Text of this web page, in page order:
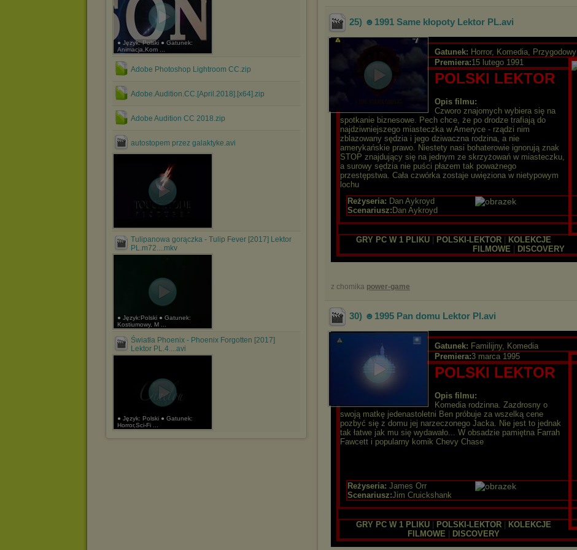
● Język: Polski ● Gatunek:
Animacja,Kom ...
Adobe Photoshop Lightroom CC.zip
Adobe.Audition.CC.[April.2018].[x64].zip
Adobe Audition CC 2018.zip
autostopem przez galaktyke.avi
Tulipanowa gorączka - Tulip Fever [2017] Lektor
PL.m72....mkv
● Język:Polski ● Gatunek:
Kostiumowy, M ...
Światła Phoenix - Phoenix Forgotten [2017]
Lektor PL.4....avi
● Język: Polski ● Gatunek:
Horror,Sci-Fi ...
25) ☻1991 Same kłopoty Lektor PL.avi
Gatunek: Horror, Komedia, Przygodowy
Premiera:15 lutego 1991
POLSKI LEKTOR
Opis filmu:
Czworo znajomych wybiera się na
spotkanie biznesowe. Pech chce, że po drodze trafiają do
najdziwniejszego miasteczka w Ameryce - rządzi nim
zblazowany sędzia i jego dziwaczna rodzina, a nie
amerykańskie prawo. Niestety nasi bohaterowie ignorują znak
STOP znajdujący się na jednym ze skrzyżowań w miasteczku,
a surowy sędzia nie puści płazem tak poważnego
przestępstwa. Cała czwórka zostaje uwięziona w nietypowym
lochu
Reżyseria: Dan Aykroyd
Scenariusz: Dan Aykroyd
GRY PC W 1 PLIKU| POLSKI-LEKTOR|
KOLEKCJE
FILMOWE
DISCOVERY
z chomika power-game
30) ☻1995 Pan domu Lektor Pl .avi
Gatunek: Familijny, Komedia
Premiera:3 marca 1995
POLSKI LEKTOR
Opis filmu:
Komedia rodzinna. Zazdrosny o
swoją matkę jedenastoletni Ben próbuje za wszelką cene
pozbyć się z domu jej narzeczonego Jacka. Nie jest to jednak
tak łatwe jak mu się wydawało... W obsadzie pamiętna Farrah
Fawcett i popularny komik Chevy Chase
Reżyseria: James Orr
Scenariusz:Jim Cruickshank
GRY PC W 1 PLIKU| POLSKI-LEKTOR|
KOLEKCJE
FILMOWE
DISCOVERY